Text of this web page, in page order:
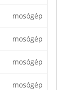
mosógép
mosógép
mosógép
mosógép